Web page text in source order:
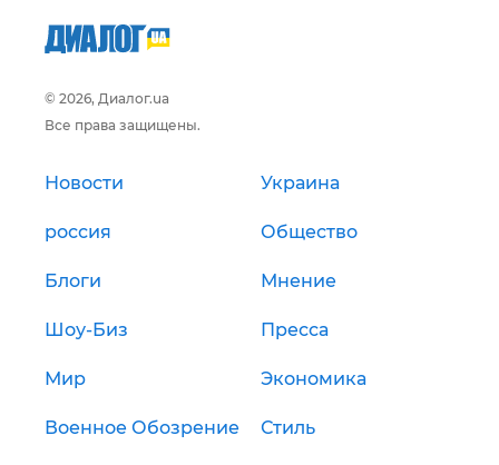
© 2026, Диалог.ua
Все права защищены.
Новости Украина
россия Общество
Блоги Мнение
Шоу-Биз Пресса
Мир Экономика
Военное Обозрение Стиль